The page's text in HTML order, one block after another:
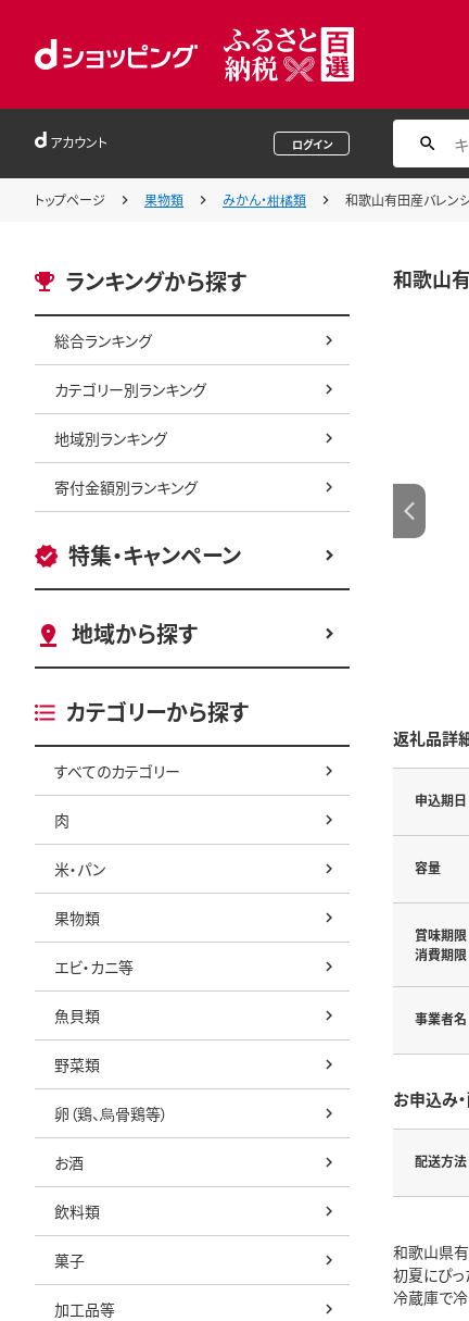
アカウント ログイン
トップページ 果物類 みかん・柑橘類 和歌山有田産バレン
ランキングから探す
総合ランキング
カテゴリー別ランキング
地域別ランキング
寄付金額別ランキング
特集・キャンペーン
地域から探す
カテゴリーから探す
すべてのカテゴリー
肉
米・パン
果物類
エビ・カニ等
魚貝類
野菜類
卵（鶏、烏骨鶏等）
お酒
飲料類
菓子
加工品等
和歌山
返礼品詳
申込期日
容量
賞味期限
消費期限
事業者名
お申込み
配送方法
和歌山県有
初夏にぴっ
冷蔵庫で冷